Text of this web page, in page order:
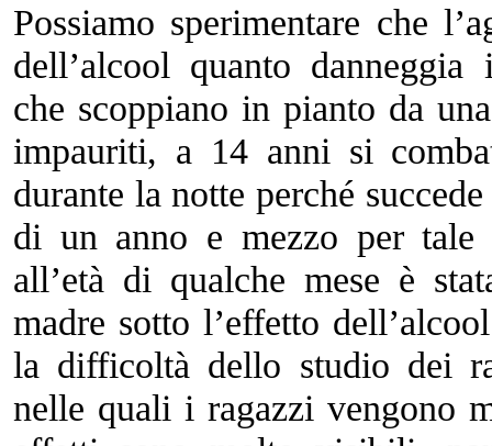
Possiamo sperimentare che
dell’alcool quanto
che scoppiano in pianto da
impauriti, a 14 anni si
durante la notte perché
di un anno e mezzo per tale
all’età di qualche mese è
madre sotto l’effetto
la difficoltà dello studio dei
nelle quali i ragazzi vengono